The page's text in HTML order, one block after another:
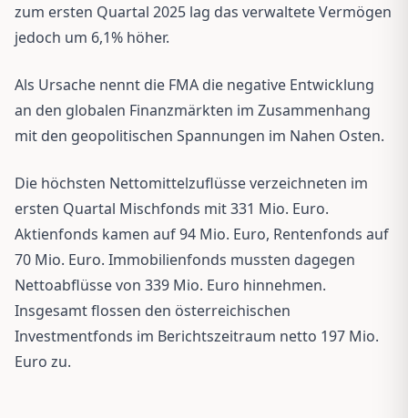
zum ersten Quartal 2025 lag das verwaltete Vermögen
jedoch um 6,1% höher.
Als Ursache nennt die FMA die negative Entwicklung
an den globalen Finanzmärkten im Zusammenhang
mit den geopolitischen Spannungen im Nahen Osten.
Die höchsten Nettomittelzuflüsse verzeichneten im
ersten Quartal Mischfonds mit 331 Mio. Euro.
Aktienfonds kamen auf 94 Mio. Euro, Rentenfonds auf
70 Mio. Euro. Immobilienfonds mussten dagegen
Nettoabflüsse von 339 Mio. Euro hinnehmen.
Insgesamt flossen den österreichischen
Investmentfonds im Berichtszeitraum netto 197 Mio.
Euro zu.